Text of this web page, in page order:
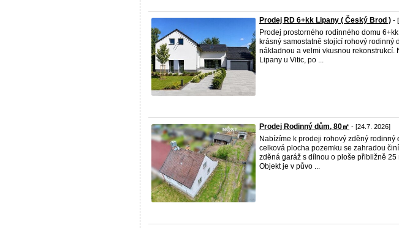
Prodej RD 6+kk Lipany ( Český Brod ) -
Prodej prostorného rodinného domu
krásný samostatně stojící rohový rodinný
nákladnou a velmi vkusnou rekonstrukcí.
Lipany u Vitic, po ...
Prodej Rodinný dům, 80㎡ - [24.7. 2026]
Nabízíme k prodeji rohový zděný rodinný
celková plocha pozemku se zahradou
zděná garáž s dílnou o ploše přibližně
Objekt je v půvo ...